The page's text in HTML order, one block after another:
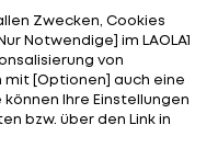
Sturm den
Zwecken, Cookies
Notwendige] im LAOLA1
von
mit [Optionen] auch eine
Ihre Einstellungen
bzw. über den Link in